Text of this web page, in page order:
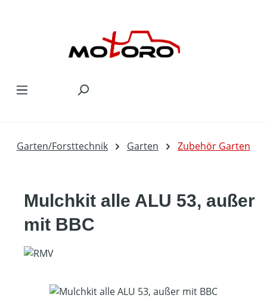
Garten/Forsttechnik Garten Zubehör Garten
Mulchkit alle ALU 53, außer
mit BBC
Bildergalerie überspringen